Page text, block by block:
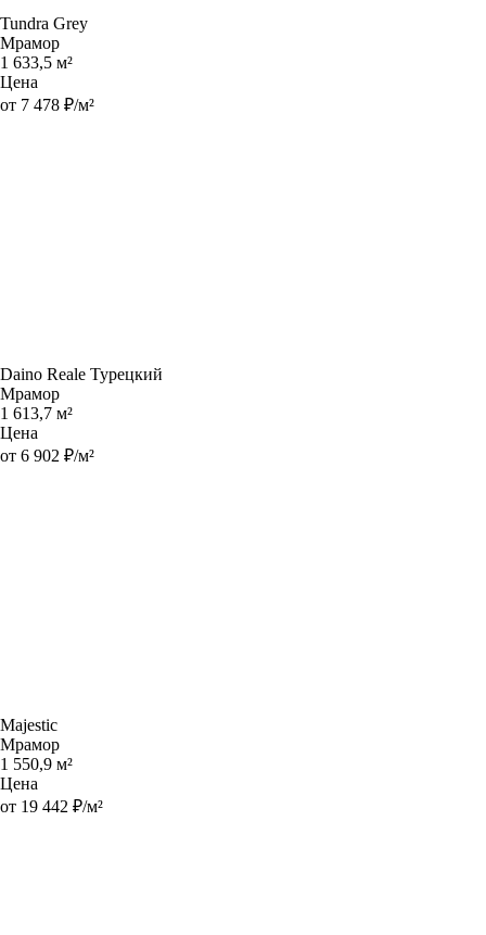
Tundra Grey
Мрамор
1 633,5 м²
Цена
от 7 478 ₽/м²
Daino Reale Турецкий
Мрамор
1 613,7 м²
Цена
от 6 902 ₽/м²
Majestic
Мрамор
1 550,9 м²
Цена
от 19 442 ₽/м²